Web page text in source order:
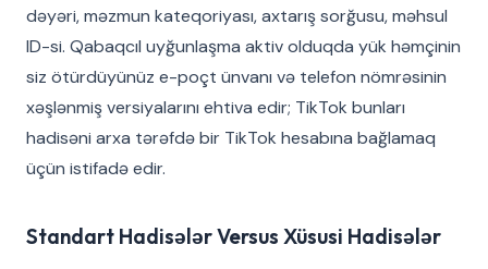
dəyəri, məzmun kateqoriyası, axtarış sorğusu, məhsul
ID-si. Qabaqcıl uyğunlaşma aktiv olduqda yük həmçinin
siz ötürdüyünüz e-poçt ünvanı və telefon nömrəsinin
xəşlənmiş versiyalarını ehtiva edir; TikTok bunları
hadisəni arxa tərəfdə bir TikTok hesabına bağlamaq
üçün istifadə edir.
Standart Hadisələr Versus Xüsusi Hadisələr